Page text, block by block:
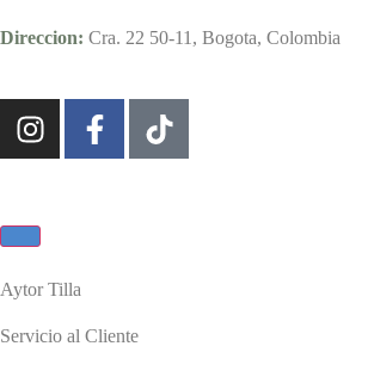
Direccion: Cra. 22 50-11, Bogota, Colombia
Aytor Tilla
Servicio al Cliente